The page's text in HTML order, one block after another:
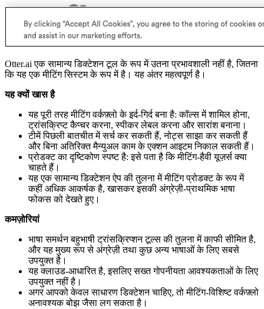
Otter.ai एक सामान्य डिक्टेशन टूल के रूप में उतना प्रभावशाली नहीं है, जितना
कि यह एक मीटिंग सिस्टम के रूप में है। यह अंतर महत्वपूर्ण है।
यह क्यों खास है
यह पूरी तरह मीटिंग वर्कफ़्लो के इर्द-गिर्द बना है: कॉल्स में शामिल होना,
ट्रांसक्रिप्ट कैप्चर करना, स्पीकर लेबल करना और सारांश बनाना।
टीमें पिछली बातचीत में सर्च कर सकती हैं, नोट्स साझा कर सकती हैं
और बिना अतिरिक्त मैन्युअल काम के एक्शन आइटम निकाल सकती हैं।
प्रोडक्ट का दृष्टिकोण स्पष्ट है: इसे पता है कि मीटिंग-हैवी यूज़र्स क्या
चाहते हैं।
यह एक सामान्य डिक्टेशन ऐप की तुलना में मीटिंग प्रोडक्ट के रूप में
कहीं अधिक आकर्षक है, खासकर इसकी अंग्रेज़ी-प्राथमिक भाषा
फोकस को देखते हुए।
कमज़ोरियां
भाषा समर्थन बहुभाषी ट्रांसक्रिप्शन टूल्स की तुलना में काफी सीमित है,
और यह मुख्य रूप से अंग्रेज़ी तथा कुछ अन्य भाषाओं के लिए सबसे
उपयुक्त है।
यह क्लाउड-आधारित है, इसलिए सख्त गोपनीयता आवश्यकताओं के लिए
उपयुक्त नहीं है।
अगर आपको केवल साधारण डिक्टेशन चाहिए, तो मीटिंग-विशिष्ट वर्कफ़्लो
अनावश्यक बोझ जैसा लग सकता है।